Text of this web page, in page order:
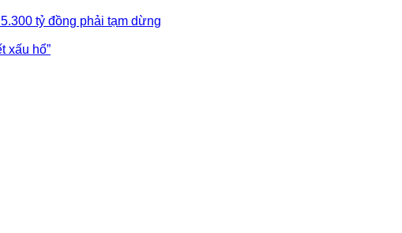
tỷ đồng phải tạm dừng
xấu hổ”